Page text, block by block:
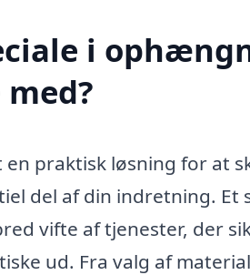
i
praktisk løsning for at
del af din indretning. Et
vifte af tjenester, der
ud. Fra valg af